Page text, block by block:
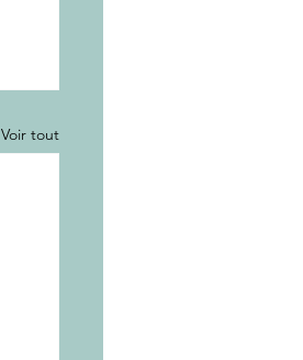
Voir tout